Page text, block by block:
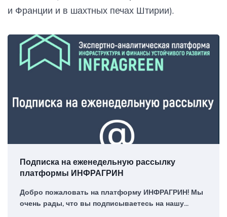
и Франции и в шахтных печах Штирии).
Подписка на еженедельную рассылку
платформы ИНФРАГРИН
Добро пожаловать на платформу ИНФРАГРИН! Мы
очень рады, что вы подписываетесь на нашу